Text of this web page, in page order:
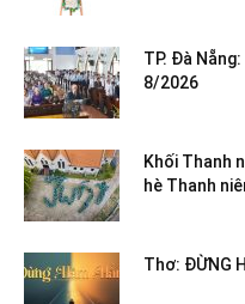
TP. Đà
8/2026
Khối Thanh
hè Thanh
Thơ: ĐỪNG